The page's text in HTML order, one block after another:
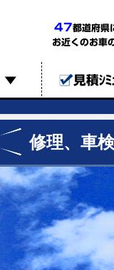
47都道府県
お近くのお車
▼ 見積ｼﾐ
修理、車